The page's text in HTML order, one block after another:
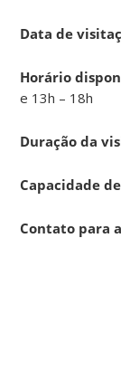
Data de
Horário
e 13h – 18h
Duração da
Capacidade
Contato para